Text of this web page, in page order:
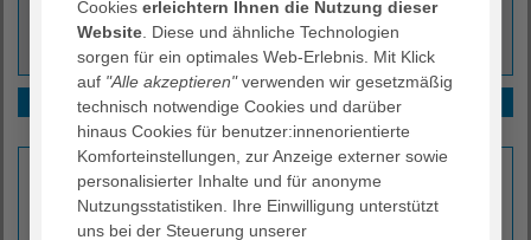
Pflegerischer Leiter
Für akut Erkrankte und Verletzte
Informationen
Was sollten Sie mitbringen?
Krankenkassenversicherungskarte
Zusatzversicherungsnachweis
Cookieserleichtern Ihnen die Nutzung dieser
Website . Diese und ähnliche Technologien
sorgen für ein optimales Web-Erlebnis. Mit Klick
auf "Alle akzeptieren"verwenden wir gesetzmäßig
technisch notwendige Cookies und darüber
hinaus Cookies für benutzer:innenorientierte
Komforteinstellungen, zur Anzeige externer sowie
personalisierter Inhalte und für anonyme
Nutzungsstatistiken. Ihre Einwilligung unterstützt
uns bei der Steuerung unserer